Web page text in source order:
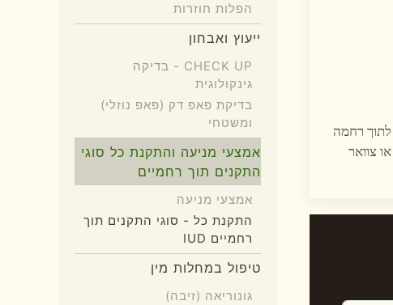
לתוך רחמה
או צוואר
הפלות חוזרות
ייעוץ ואבחון
CHECK UP - בדיקה
גינקולוגית
בדיקת פאפ דק (פאפ נוזלי)
ומשטחי
אמצעי מניעה והתקנת כל סוגי
התקנים תוך רחמיים
אמצעי מניעה
התקנת כל - סוגי התקנים תוך
רחמיים IUD
טיפול במחלות מין
גונוריאה (זיבה)